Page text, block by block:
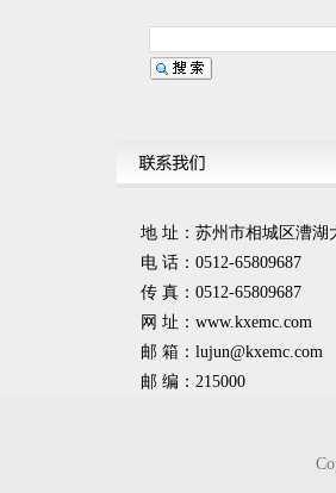
地 址：苏州市相城区漕湖
电 话：0512-65809687
传 真：0512-65809687
网 址：www.kxemc.com
邮 箱： lujun@kxemc.com
邮 编：215000